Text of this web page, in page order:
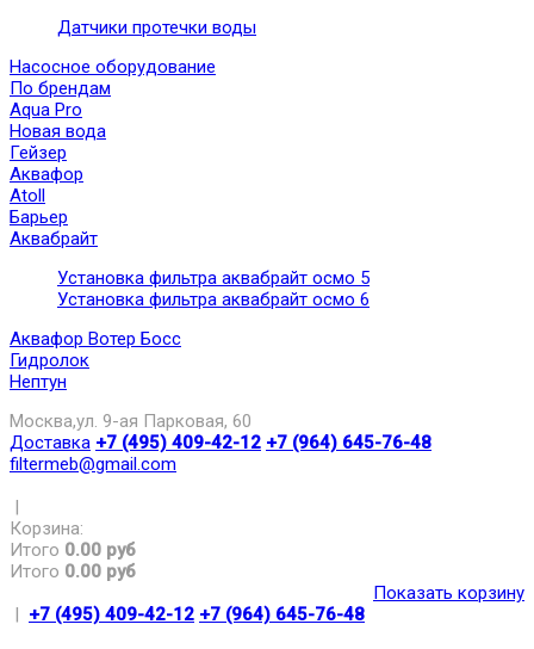
Датчики протечки воды
Насосное оборудование
По брендам
Aqua Pro
Новая вода
Гейзер
Аквафор
Atoll
Барьер
Аквабрайт
Установка фильтра аквабрайт осмо 5
Установка фильтра аквабрайт осмо 6
Аквафор Вотер Босс
Гидролок
Нептун
Москва,ул. 9-ая Парковая, 60
Доставка +7 (495) 409-42-12 +7 (964) 645-76-48
filtermeb@gmail.com
|
Корзина:
Итого 0.00 руб
Итого 0.00 руб
Показать корзину
| +7 (495) 409-42-12 +7 (964) 645-76-48